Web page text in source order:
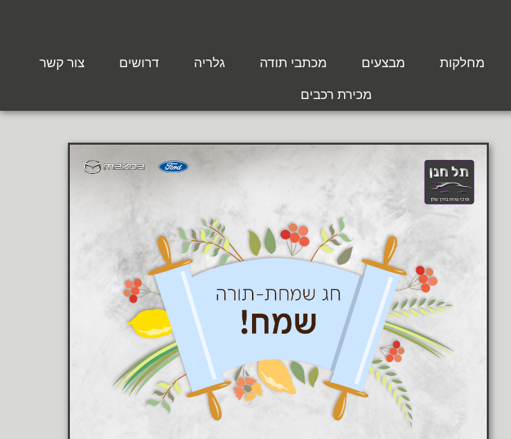
מחלקות מבצעים מכתבי תודה גלריה דרושים צור קשר
מכירת רכבים